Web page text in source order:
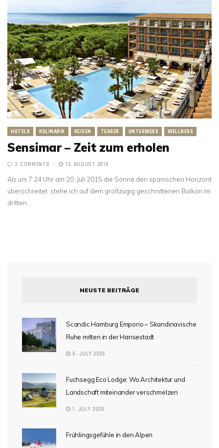
HOTELS KULINARIK REISEN TEASER UNTERWEGS WELLNESS
Sensimar – Zeit zum erholen
3 COMMENTS 12. AUGUST 2015
Als um 7:24 Uhr am 20. Juli 2015 die Sonne den spanischen Horizont
überschreitet, stehe ich auf dem großzügig geschnittenen Balkon im
dritten…
NEUSTE BEITRÄGE
Scandic Hamburg Emporio – Skandinavische
Ruhe mitten in der Hansestadt
6. JULY 2026
Fuchsegg Eco Lodge: Wo Architektur und
Landschaft miteinander verschmelzen
1. JULY 2026
Frühlingsgefühle in den Alpen